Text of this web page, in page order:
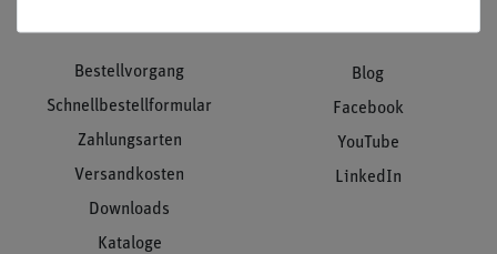
Bestellvorgang
Schnellbestellformular
Zahlungsarten
Versandkosten
Downloads
Kataloge
Blog
Facebook
YouTube
LinkedIn